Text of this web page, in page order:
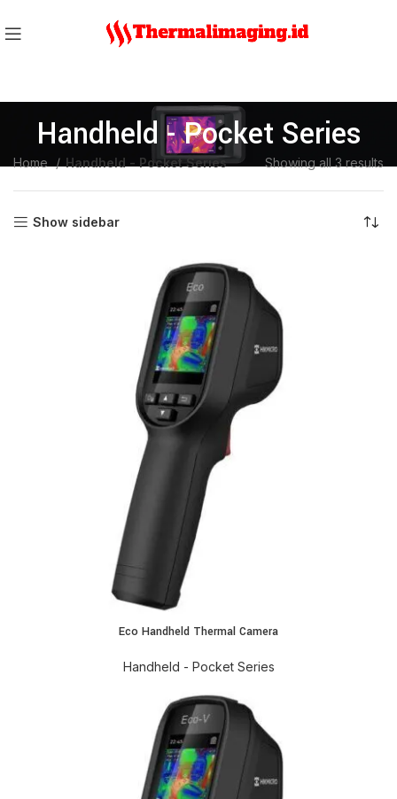
Handheld - Pocket Series
Home Handheld - Pocket Series Showing all 3 results
Show sidebar
Eco Handheld Thermal Camera
Handheld - Pocket Series